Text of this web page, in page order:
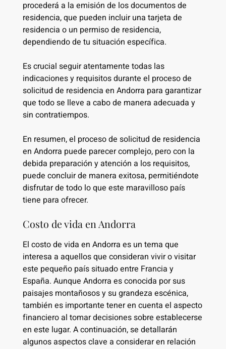
procederá a la emisión de los documentos de
residencia, que pueden incluir una tarjeta de
residencia o un permiso de residencia,
dependiendo de tu situación específica.
Es crucial seguir atentamente todas las
indicaciones y requisitos durante el proceso de
solicitud de residencia en Andorra para garantizar
que todo se lleve a cabo de manera adecuada y
sin contratiempos.
En resumen, el proceso de solicitud de residencia
en Andorra puede parecer complejo, pero con la
debida preparación y atención a los requisitos,
puede concluir de manera exitosa, permitiéndote
disfrutar de todo lo que este maravilloso país
tiene para ofrecer.
Costo de vida en Andorra
El costo de vida en Andorra es un tema que
interesa a aquellos que consideran vivir o visitar
este pequeño país situado entre Francia y
España. Aunque Andorra es conocida por sus
paisajes montañosos y su grandeza escénica,
también es importante tener en cuenta el aspecto
financiero al tomar decisiones sobre establecerse
en este lugar. A continuación, se detallarán
algunos aspectos clave a considerar en relación